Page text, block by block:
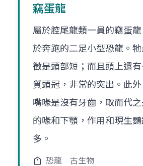
竊蛋龍
屬於腔尾龍類一員的竊蛋
於奔跑的二足小型恐龍。
徵是頭部短；而且頭上還
質頭冠，非常的突出。此
嘴喙是沒有牙齒，取而代
的喙和下顎，作用和現生
多。
恐龍 古生物